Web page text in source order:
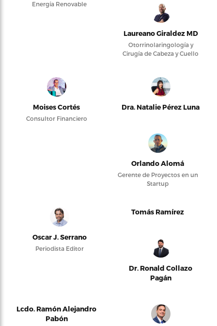
Energía Renovable
Laureano Giraldez MD
Otorrinolaringología y
Cirugía de Cabeza y Cuello
Moises Cortés
Consultor Financiero
Dra. Natalie Pérez Luna
Orlando Alomá
Gerente de Proyectos en un
Startup
Oscar J. Serrano
Periodista Editor
Tomás Ramírez
Dr. Ronald Collazo
Pagán
Lcdo. Ramón Alejandro
Pabón